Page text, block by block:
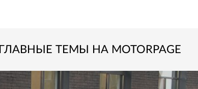
ГЛАВНЫЕ ТЕМЫ НА MOTORPAGE